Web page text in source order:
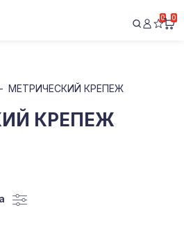
0 0
МЕТРИЧЕСКИЙ КРЕПЕЖ
КРЕПЕЖ